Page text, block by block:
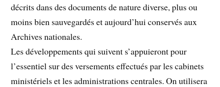
décrits dans des documents de nature diverse, plus ou
moins bien sauvegardés et aujourd’hui conservés aux
Archives nationales.
Les développements qui suivent s’appuieront pour
l’essentiel sur des versements effectués par les cabinets
ministériels et les administrations centrales. On utilisera